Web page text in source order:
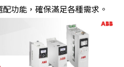
功能，確保滿足各種需求。